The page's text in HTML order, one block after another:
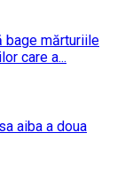
bage mărturiile
care a...
aiba a doua